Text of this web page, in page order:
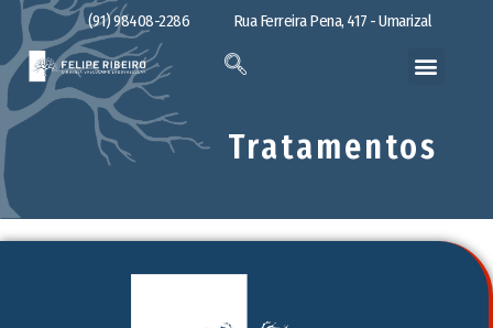
(91) 98408-2286 Rua Ferreira Pena, 417 - Umarizal
Tratamentos